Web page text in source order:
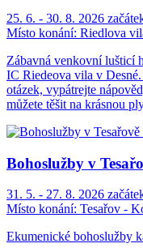
25. 6. - 30. 8. 2026
Místo konání: Riedlova
Zábavná venkovní lušticí
IC Riedeova vila v
otázek, vypátrejte
můžete těšit na krásnou
Bohoslužby v
31. 5. - 27. 8. 2026
Místo konání: Tesařov -
Ekumenické bohoslužby